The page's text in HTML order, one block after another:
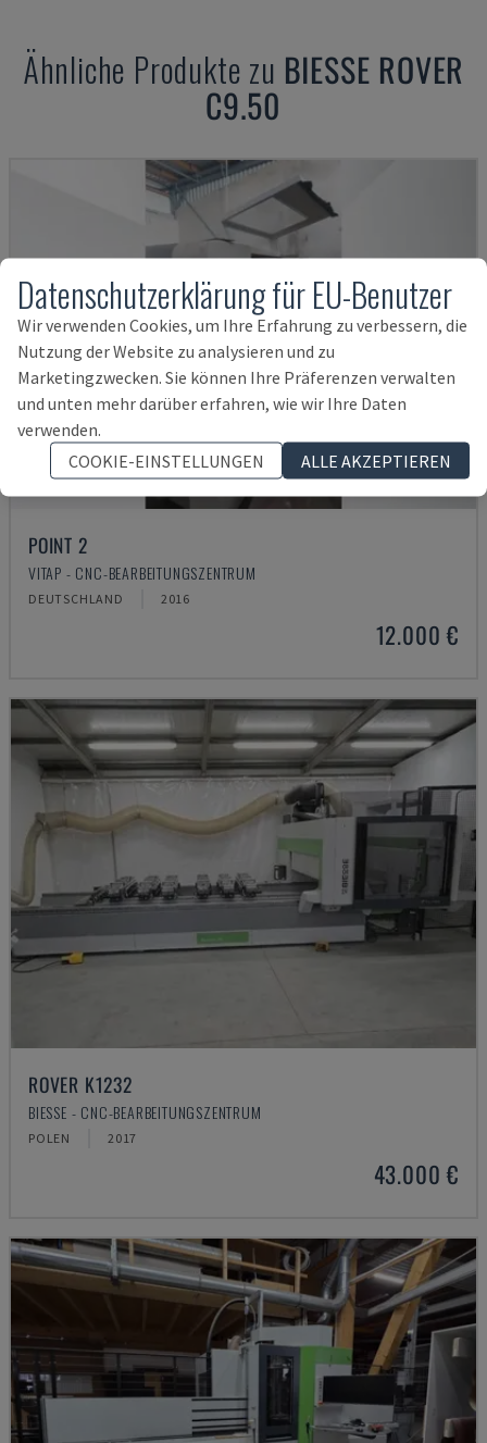
Ähnliche Produkte zu BIESSE ROVER
C9.50
POINT 2
VITAP - CNC-BEARBEITUNGSZENTRUM
DEUTSCHLAND 2016
12.000 €
ROVER K1232
BIESSE - CNC-BEARBEITUNGSZENTRUM
POLEN 2017
43.000 €
Datenschutzerklärung für EU-Benutzer
Wir verwenden Cookies, um Ihre Erfahrung zu verbessern, die
Nutzung der Website zu analysieren und zu
Marketingzwecken. Sie können Ihre Präferenzen verwalten
und unten mehr darüber erfahren, wie wir Ihre Daten
verwenden.
COOKIE-EINSTELLUNGEN
ALLE AKZEPTIEREN